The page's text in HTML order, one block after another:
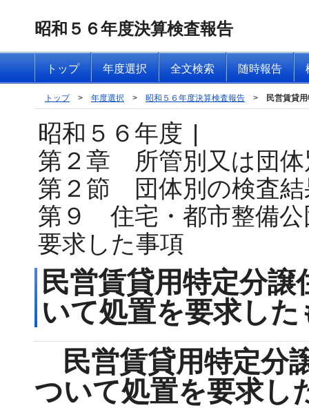
昭和５６年度決算検査報告
トップ 年度選択 全文検索 随時報告
トップ > 年度選択 > 昭和５６年度決算検査報告 > 民営賃貸
昭和５６年度 |
第２章 所管別又は団体
第２節 団体別の検査結
第９ 住宅・都市整備公
要求した事項
民営賃貸用特定分
いて処置を要求した
民営賃貸用特定分
ついて処置を要求し